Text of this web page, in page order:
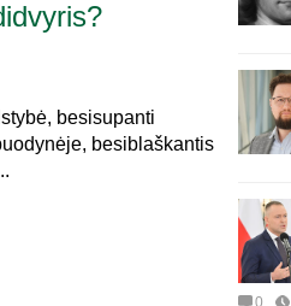
besisupanti
besiblaškantis
0